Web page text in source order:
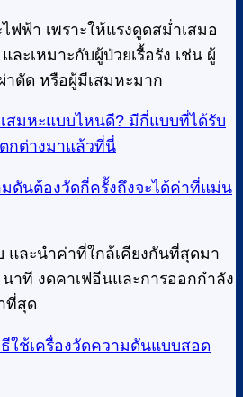
ฟฟ้า เพราะให้แรงดูดสม่ำเสมอ
ะเหมาะกับผู้ป่วยเรื้อรัง เช่น ผู้
าตัด หรือผู้มีเสมหะมาก
เสมหะแบบไหนดี? มีกี่แบบที่ได้รับ
กต่างมาแล้วที่นี่
มดันต้องวัดกี่ครั้งถึงจะได้ค่าที่แม่น
และนำค่าที่ใกล้เคียงกันที่สุดมา
าที งดคาเฟอีนและการออกกำลัง
ที่สุด
ใช้เครื่องวัดความดันแบบสอด